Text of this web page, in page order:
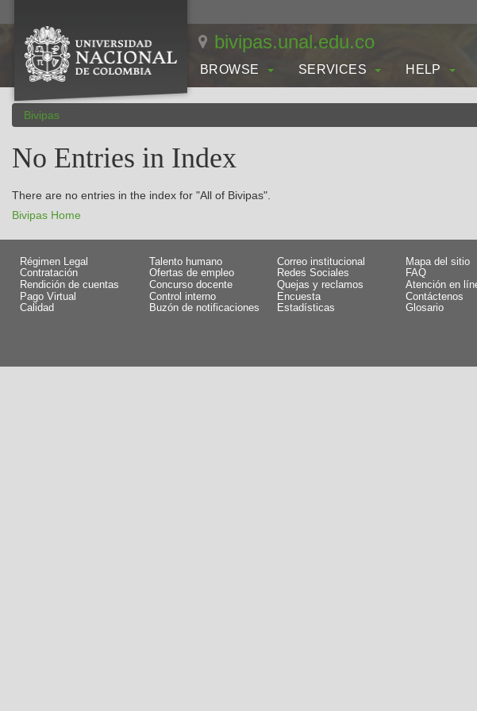
bivipas.unal.edu.co
BROWSE SERVICES HELP
Bivipas
No Entries in Index
There are no entries in the index for "All of Bivipas".
Bivipas Home
Régimen Legal
Talento humano
Contratación
Ofertas de empleo
Rendición de cuentas
Concurso docente
Pago Virtual
Control interno
Calidad
Buzón de notificaciones
Correo institucional
Mapa del sitio
Redes Sociales
FAQ
Quejas y reclamos
Atención en
Encuesta
Contáctenos
Estadísticas
Glosario